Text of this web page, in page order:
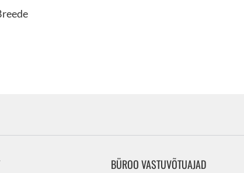
BÜROO VASTUVÕTUAJAD